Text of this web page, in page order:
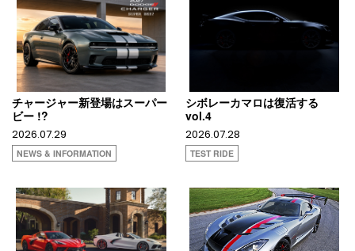
チャージャー新登場はスーパー
ビー !?
2026.07.29
NEWS & INFORMATION
シボレーカマロは復活する
vol.4
2026.07.28
TEST RIDE